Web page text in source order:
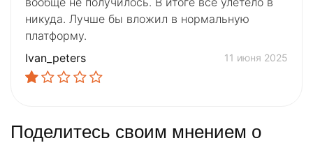
никуда. Лучше бы вложил в нормальную
платформу.
Ivan_peters
11 июня 2025
Поделитесь своим мнением о